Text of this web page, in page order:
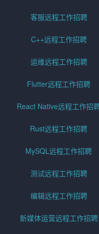
客服远程工作招聘
C++远程工作招聘
运维远程工作招聘
Flutter远程工作招聘
React Native远程工作招
Rust远程工作招聘
MySQL远程工作招聘
测试远程工作招聘
编辑远程工作招聘
新媒体运营远程工作招聘